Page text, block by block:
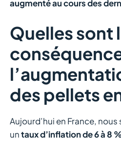
augmenté au cours des
Quelles sont
des pellets
Aujourd’hui en France,
untaux d’inflation de 6 à 8